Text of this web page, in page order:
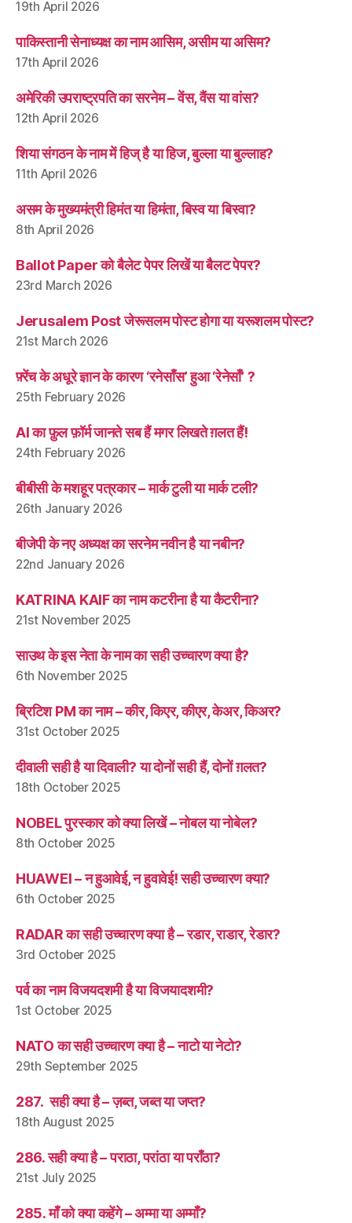
19th April 2026
पाकिस्तानी सेनाध्यक्ष का नाम आसिम, असीम या असिम?
17th April 2026
अमेरिकी उपराष्ट्रपति का सरनेम – वेंस, वैंस या वांस?
12th April 2026
शिया संगठन के नाम में हिज् है या हिज, बुल्ला या बुल्लाह?
11th April 2026
असम के मुख्यमंत्री हिमंत या हिमंता, बिस्व या बिस्वा?
8th April 2026
Ballot Paper को बैलेट पेपर लिखें या बैलट पेपर?
23rd March 2026
Jerusalem Post जेरूसलम पोस्ट होगा या यरूशलम पोस्ट?
21st March 2026
फ़्रेंच के अधूरे ज्ञान के कारण ‘रनेसाँस’ हुआ ‘रेनेसाँ’ ?
25th February 2026
AI का फ़ुल फ़ॉर्म जानते सब हैं मगर लिखते ग़लत हैं!
24th February 2026
बीबीसी के मशहूर पत्रकार – मार्क टुली या मार्क टली?
26th January 2026
बीजेपी के नए अध्यक्ष का सरनेम नवीन है या नबीन?
22nd January 2026
KATRINA KAIF का नाम कटरीना है या कैटरीना?
21st November 2025
साउथ के इस नेता के नाम का सही उच्चारण क्या है?
6th November 2025
ब्रिटिश PM का नाम – कीर, किएर, कीएर, केअर, किअर?
31st October 2025
दीवाली सही है या दिवाली? या दोनों सही हैं, दोनों ग़लत?
18th October 2025
NOBEL पुरस्कार को क्या लिखें – नोबल या नोबेल?
8th October 2025
HUAWEI – न हुआवेई, न हुवावेई! सही उच्चारण क्या?
6th October 2025
RADAR का सही उच्चारण क्या है – रडार, राडार, रेडार?
3rd October 2025
पर्व का नाम विजयदशमी है या विजयादशमी?
1st October 2025
NATO का सही उच्चारण क्या है – नाटो या नेटो?
29th September 2025
287. सही क्या है – ज़ब्त, जब्त या जप्त?
18th August 2025
286. सही क्या है – पराठा, परांठा या पराँठा?
21st July 2025
285. माँ को क्या कहेंगे – अम्मा या अम्माँ?